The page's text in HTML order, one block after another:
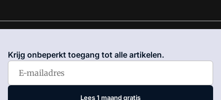
waar VMN media voor staat. Op gebruik van deze site zijn de
volgende regelingen van toepassing:Algemene Voorwaarden
Privacy en Cookie beleid
Krijg onbeperkt toegang tot alle artikelen.
Lees 1 maand gratis